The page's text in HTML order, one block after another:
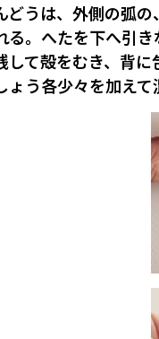
どうは、外側の弧
る。へたを下へ引
して殻をむき、背
ょう各少々を加えて